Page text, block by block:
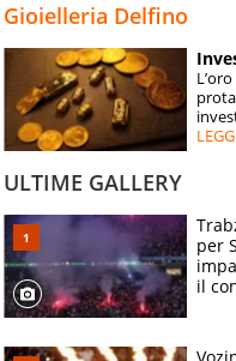
ESPERTI
Gioielleria Delfino
ULTIME GALLERY
per
il